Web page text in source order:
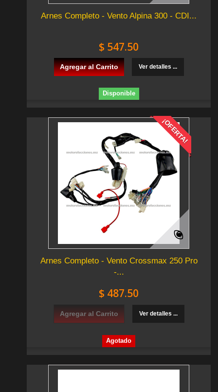
Arnes Completo - Vento Alpina 300 - CDI...
$ 547.50
Agregar al Carrito Ver detalles ...
Disponible
¡OFERTA!
Arnes Completo - Vento Crossmax 250 Pro
-...
$ 487.50
Agregar al Carrito Ver detalles ...
Agotado